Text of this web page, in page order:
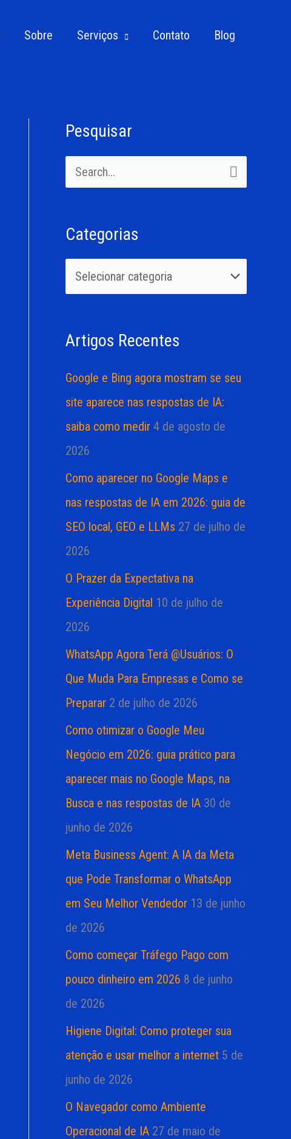
Sobre Serviços Contato Blog
Pesquisar
s
i
a
r
r
Categorias
C
a
g
sArtigos Recentes
Google e Bing agora mostram se seu
site aparece nas respostas de IA:
saiba como medir 4 de agosto de
2026
Como aparecer no Google Maps e
nas respostas de IA em 2026: guia de
SEO local, GEO e LLMs 27 de julho de
2026
O Prazer da Expectativa na
Experiência Digital 10 de julho de
2026
WhatsApp Agora Terá @Usuários: O
Que Muda Para Empresas e Como se
Preparar 2 de julho de 2026
Como otimizar o Google Meu
Negócio em 2026: guia prático para
aparecer mais no Google Maps, na
Busca e nas respostas de IA 30 de
junho de 2026
Meta Business Agent: A IA da Meta
que Pode Transformar o WhatsApp
em Seu Melhor Vendedor 13 de junho
de 2026
Como começar Tráfego Pago com
pouco dinheiro em 2026 8 de junho
de 2026
Higiene Digital: Como proteger sua
atenção e usar melhor a internet 5 de
junho de 2026
O Navegador como Ambiente
Operacional de IA 27 de maio de